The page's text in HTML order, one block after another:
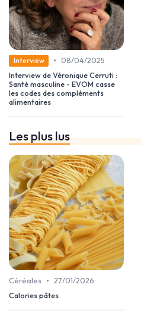
Interview •
08/04/2025
Interview de Véronique Cerruti :
Santé masculine - EVOM casse
les codes des compléments
alimentaires
Les plus lus
Céréales • 27/01/2026
Calories pâtes